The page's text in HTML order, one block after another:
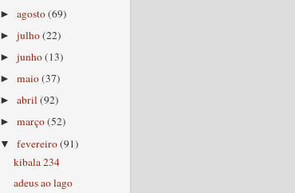
►agosto(69)
►julho(22)
►junho(13)
►maio(37)
►abril(92)
►março(52)
▼fevereiro(91)
kibala 234
adeus ao lago